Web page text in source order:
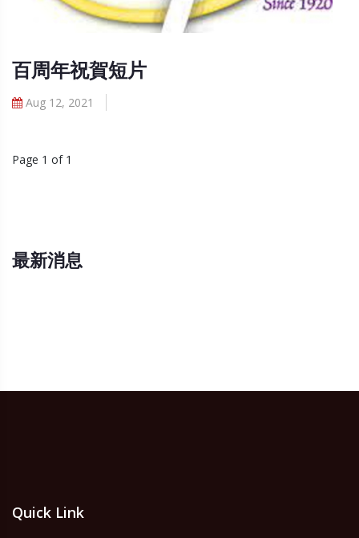
百周年祝賀短片
Aug 12, 2021
Page 1 of 1
最新消息
Quick Link